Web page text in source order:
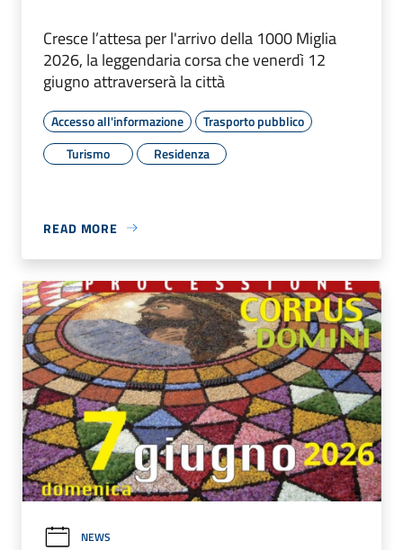
Cresce l’attesa per l'arrivo della 1000 Miglia
2026, la leggendaria corsa che venerdì 12
giugno attraverserà la città
Accesso all'informazione
Trasporto pubblico
Turismo
Residenza
READ MORE
NEWS